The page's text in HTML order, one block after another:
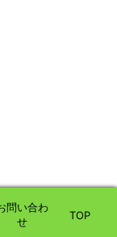
問い合わ
せ
TOP